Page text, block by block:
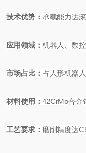
技术优势 ： 承载能力达
应用领域 ：机器人、数控
市场占比 ： 占人形机器
材料使用：42CrMo合金
工艺要求 ： 磨削精度达